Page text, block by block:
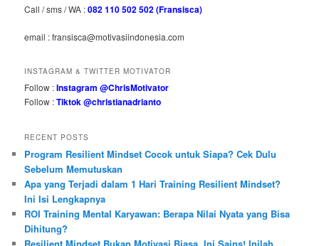
Call / sms / WA :082 110 502 502 (Fransisca)
email : fransisca@motivasiindonesia.com
INSTAGRAM & TWITTER MOTIVATOR
Follow :Instagram @ChrisMotivator
Follow :Tiktok @christianadrianto
RECENT POSTS
Program Resilient Mindset Cocok untuk Siapa? Cek Dulu
Sebelum Memutuskan
Apa yang Terjadi dalam 1 Hari Training Resilient Mindset?
Ini Isi Lengkapnya
ROI Training Mental Karyawan: Berapa Nilai Nyata yang Bisa
Dihitung?